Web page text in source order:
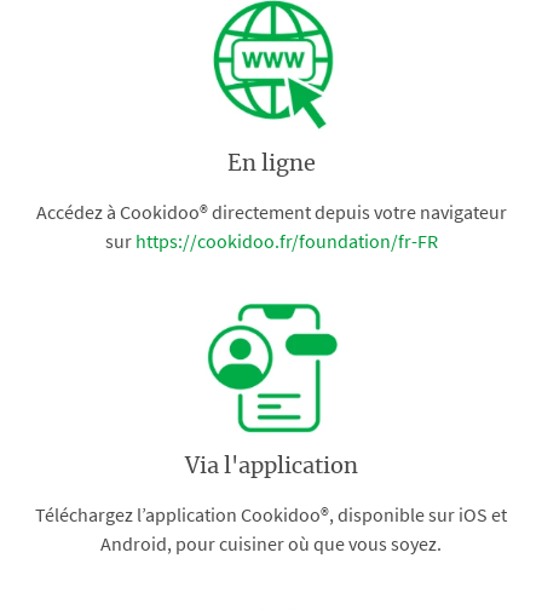
En ligne
Accédez à Cookidoo® directement depuis votre navigateur
sur https://cookidoo.fr/foundation/fr-FR
Via l'application
Téléchargez l’application Cookidoo®, disponible sur iOS et
Android, pour cuisiner où que vous soyez.